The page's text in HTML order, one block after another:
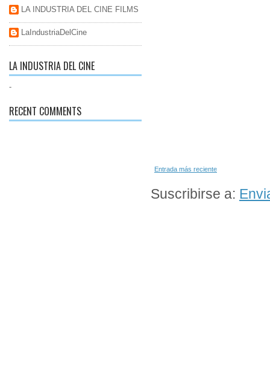
LA INDUSTRIA DEL CINE FILMS
LaIndustriaDelCine
LA INDUSTRIA DEL CINE
-
RECENT COMMENTS
Entrada más reciente
Suscribirse a: